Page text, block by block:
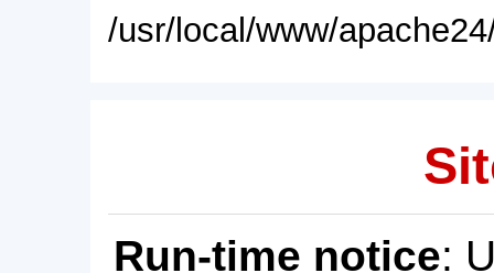
/usr/local/www/
Run-time notice: